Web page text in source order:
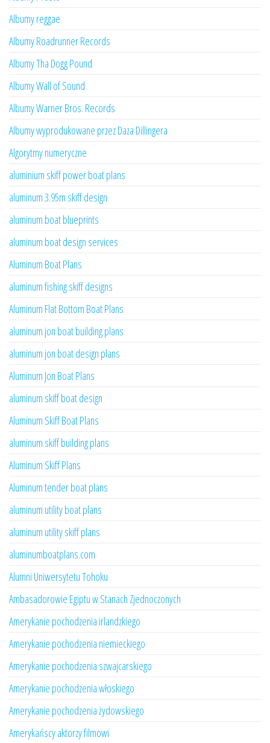
Albumy reggae
Albumy Roadrunner Records
Albumy Tha Dogg Pound
Albumy Wall of Sound
Albumy Warner Bros. Records
Albumy wyprodukowane przez Daza Dillingera
Algorytmy numeryczne
aluminium skiff power boat plans
aluminum 3.95m skiff design
aluminum boat blueprints
aluminum boat design services
Aluminum Boat Plans
aluminum fishing skiff designs
Aluminum Flat Bottom Boat Plans
aluminum jon boat building plans
aluminum jon boat design plans
Aluminum Jon Boat Plans
aluminum skiff boat design
Aluminum Skiff Boat Plans
aluminum skiff building plans
Aluminum Skiff Plans
Aluminum tender boat plans
aluminum utility boat plans
aluminum utility skiff plans
aluminumboatplans.com
Alumni Uniwersytetu Tohoku
Ambasadorowie Egiptu w Stanach Zjednoczonych
Amerykanie pochodzenia irlandzkiego
Amerykanie pochodzenia niemieckiego
Amerykanie pochodzenia szwajcarskiego
Amerykanie pochodzenia włoskiego
Amerykanie pochodzenia żydowskiego
Amerykańscy aktorzy filmowi